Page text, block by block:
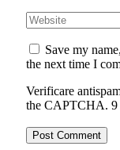
Save my
the next time I
Verificare
the CAPTCHA. 9